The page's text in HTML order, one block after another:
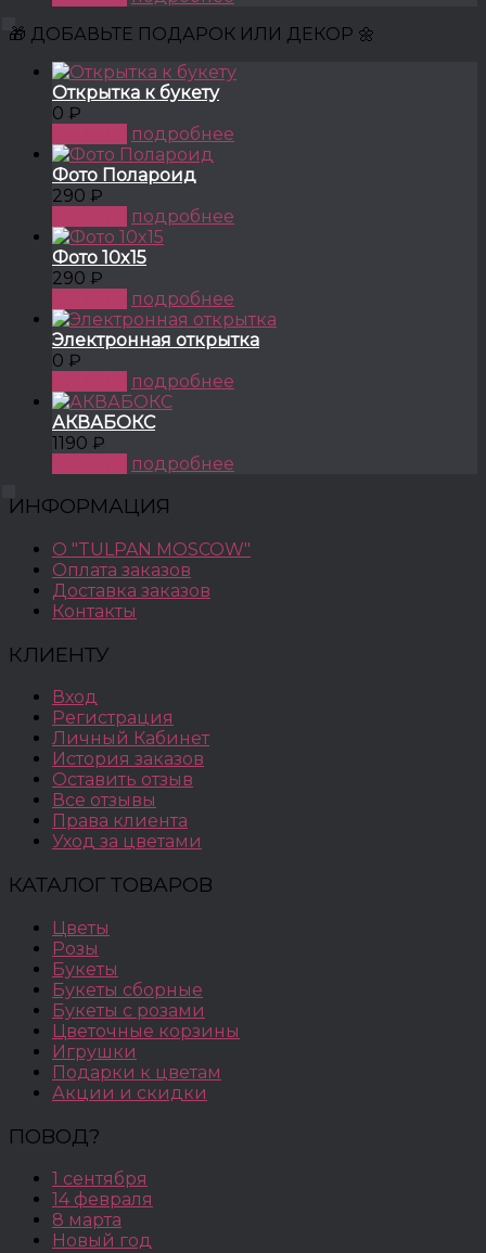
🎁 ДОБАВЬТЕ ПОДАРОК ИЛИ ДЕКОР 🌼
Открытка к букету
0 ₽
подробнее
Фото Полароид
290 ₽
подробнее
Фото 10x15
290 ₽
подробнее
Электронная открытка
0 ₽
подробнее
АКВАБОКС
1190 ₽
подробнее
ИНФОРМАЦИЯ
О "TULPAN MOSCOW"
Оплата заказов
Доставка заказов
Контакты
КЛИЕНТУ
Вход
Регистрация
Личный Кабинет
История заказов
Оставить отзыв
Все отзывы
Права клиента
Уход за цветами
КАТАЛОГ ТОВАРОВ
Цветы
Розы
Букеты
Букеты сборные
Букеты с розами
Цветочные корзины
Игрушки
Подарки к цветам
Акции и скидки
ПОВОД?
1 сентября
14 февраля
8 марта
Новый год